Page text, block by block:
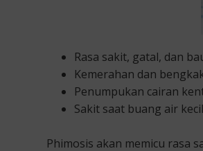
Rasa sakit, gatal, dan
Kemerahan dan
Penumpukan cairan
Sakit saat buang air
Phimosis akan memicu rasa